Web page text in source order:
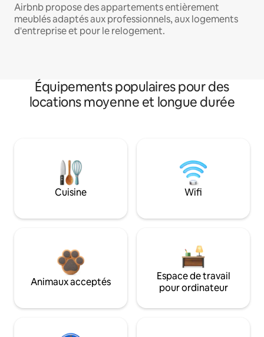
Airbnb propose des appartements entièrement
meublés adaptés aux professionnels, aux logements
d'entreprise et pour le relogement.
Équipements populaires pour des
locations moyenne et longue durée
Cuisine Wifi
Animaux acceptés
Espace de travail
pour ordinateur